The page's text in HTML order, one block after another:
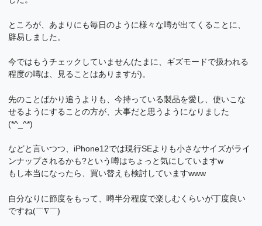
ところが、あまりにも毎日のように様々な噂が出てくることに、
辟易しました。
今ではもうチェックしていません(たまに、ギズモードで扱われる
程度の噂は、見ることはありますが)。
先のことばかり追うよりも、今持っている製品を愛し、使いこな
せるようにすることの方が、大事だと思うようになりました
(*^_^*)
などと言いつつ、iPhone12では現行SEよりも小さなサイズがライ
ンナップされるかも?という噂はちょっと気にしていますw
もし本当になったら、買い替えも検討していますwww
自分なりに節度をもって、噂半分程度で楽しむくらいが丁度良い
ですね(￣∇￣)